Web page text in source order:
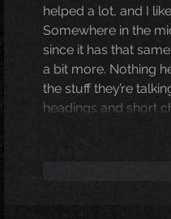
helped a lot, and I
Somewhere in the
since it has that
a bit more. Nothing
the stuff they’re
headings and short